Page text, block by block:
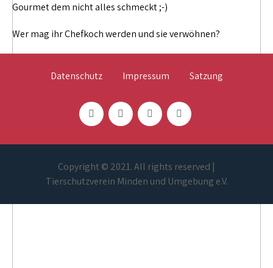
Gourmet dem nicht alles schmeckt ;-)
Wer mag ihr Chefkoch werden und sie verwöhnen?
Datenschutz Impressum Satzung
Copyright © 2021. All rights reserved |
Tierschutzverein Minden und Umgebung e.V.